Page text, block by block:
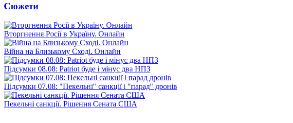
Сюжети
Вторгнення Росії в Україну. Онлайн
Війна на Близькому Сході. Онлайн
Підсумки 08.08: Patriot буде і мінус два НПЗ
Підсумки 07.08: "Пекельні" санкції і "парад" дронів
Пекельні санкції. Рішення Сената США